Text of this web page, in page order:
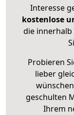
Interesse
kostenlose
die innerhalb
Probieren
lieber
geschulten
Ihrem